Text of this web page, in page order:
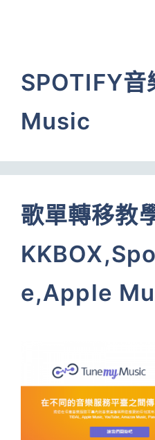
SPOTIFY
Music
歌單轉移教
e,Apple